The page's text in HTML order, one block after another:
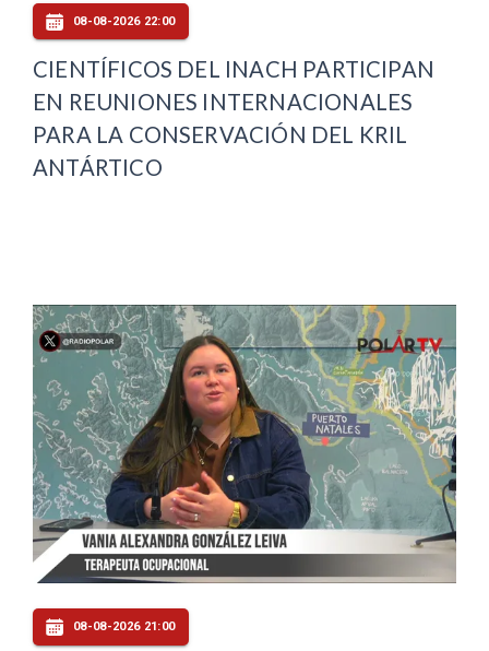
08-08-2026 22:00
CIENTÍFICOS DEL INACH PARTICIPAN
EN REUNIONES INTERNACIONALES
PARA LA CONSERVACIÓN DEL KRIL
ANTÁRTICO
08-08-2026 21:00